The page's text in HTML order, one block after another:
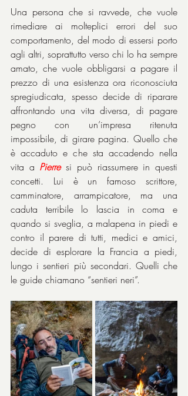
Una persona che si ravvede, che vuole
rimediare ai molteplici errori del suo
comportamento, del modo di essersi porto
agli altri, soprattutto verso chi lo ha sempre
amato, che vuole obbligarsi a pagare il
prezzo di una esistenza ora riconosciuta
spregiudicata, spesso decide di riparare
affrontando una vita diversa, di pagare
pegno con un’impresa ritenuta
impossibile, di girare pagina. Quello che
è accaduto e che sta accadendo nella
vita a Pierre si può riassumere in questi
concetti. Lui è un famoso scrittore,
camminatore, arrampicatore, ma una
caduta terribile lo lascia in coma e
quando si sveglia, a malapena in piedi e
contro il parere di tutti, medici e amici,
decide di esplorare la Francia a piedi,
lungo i sentieri più secondari. Quelli che
le guide chiamano “sentieri neri”.